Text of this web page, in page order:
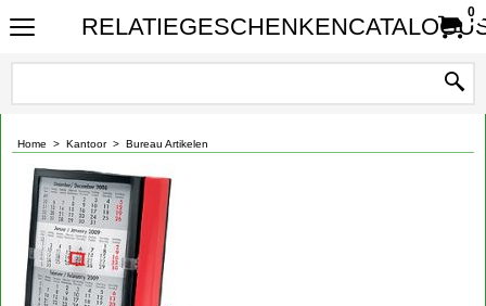
0
Home > Kantoor> Bureau Artikelen